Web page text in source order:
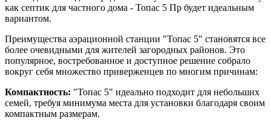
как септик для частного дома - Топас 5 Пр будет идеальным
вариантом.
Преимущества аэрационной станции "Топас 5" становятся все
более очевидными для жителей загородных районов. Это
популярное, востребованное и доступное решение собрало
вокруг себя множество приверженцев по многим причинам:
Компактность: "Топас 5" идеально подходит для небольших
семей, требуя минимума места для установки благодаря своим
компактным размерам.